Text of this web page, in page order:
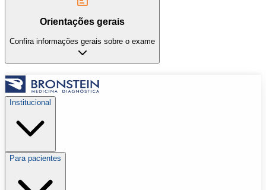
Orientações gerais
Confira informações gerais sobre o exame
Institucional
Para pacientes